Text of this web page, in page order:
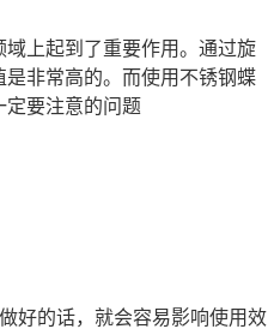
上起到了重要作用。通过旋
非常高的。而使用不锈钢蝶
要注意的问题
好的话，就会容易影响使用效